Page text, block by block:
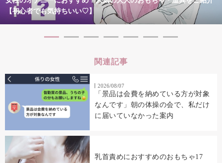
【初心者でも気持ちいい♡】
関連記事
2026/08/07
「景品は会費を納めている方が対象
なんです」朝の体操の会で、私だけ
に届いていなかった案内
乳首責めにおすすめのおもちゃ17